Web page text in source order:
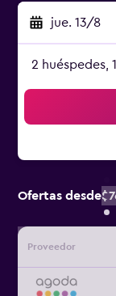
jue. 13/8
2 huéspedes,
Ofertas desde
Proveedor